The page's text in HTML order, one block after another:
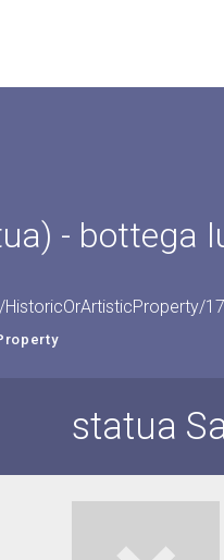
- bottega
statua